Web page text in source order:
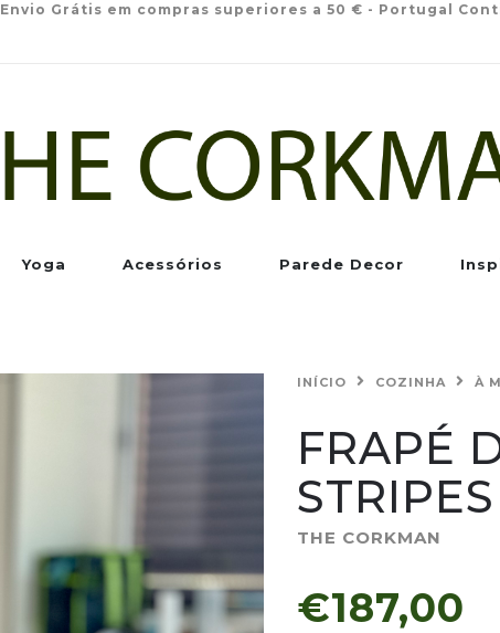
Envio Grátis em compras superiores a 50 € - Portugal
Yoga Acessórios Parede Decor
INÍCIO COZINHA À
FRAPÉ
STRIPES
THE CORKMAN
€187,00